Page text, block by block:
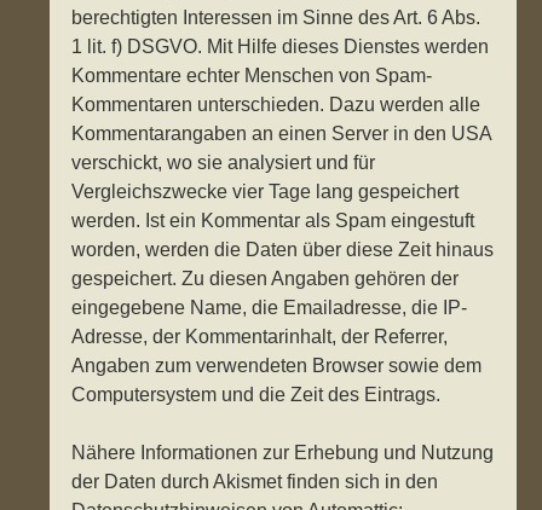
berechtigten Interessen im Sinne des Art. 6 Abs.
1 lit. f) DSGVO. Mit Hilfe dieses Dienstes werden
Kommentare echter Menschen von Spam-
Kommentaren unterschieden. Dazu werden alle
Kommentarangaben an einen Server in den USA
verschickt, wo sie analysiert und für
Vergleichszwecke vier Tage lang gespeichert
werden. Ist ein Kommentar als Spam eingestuft
worden, werden die Daten über diese Zeit hinaus
gespeichert. Zu diesen Angaben gehören der
eingegebene Name, die Emailadresse, die IP-
Adresse, der Kommentarinhalt, der Referrer,
Angaben zum verwendeten Browser sowie dem
Computersystem und die Zeit des Eintrags.
Nähere Informationen zur Erhebung und Nutzung
der Daten durch Akismet finden sich in den